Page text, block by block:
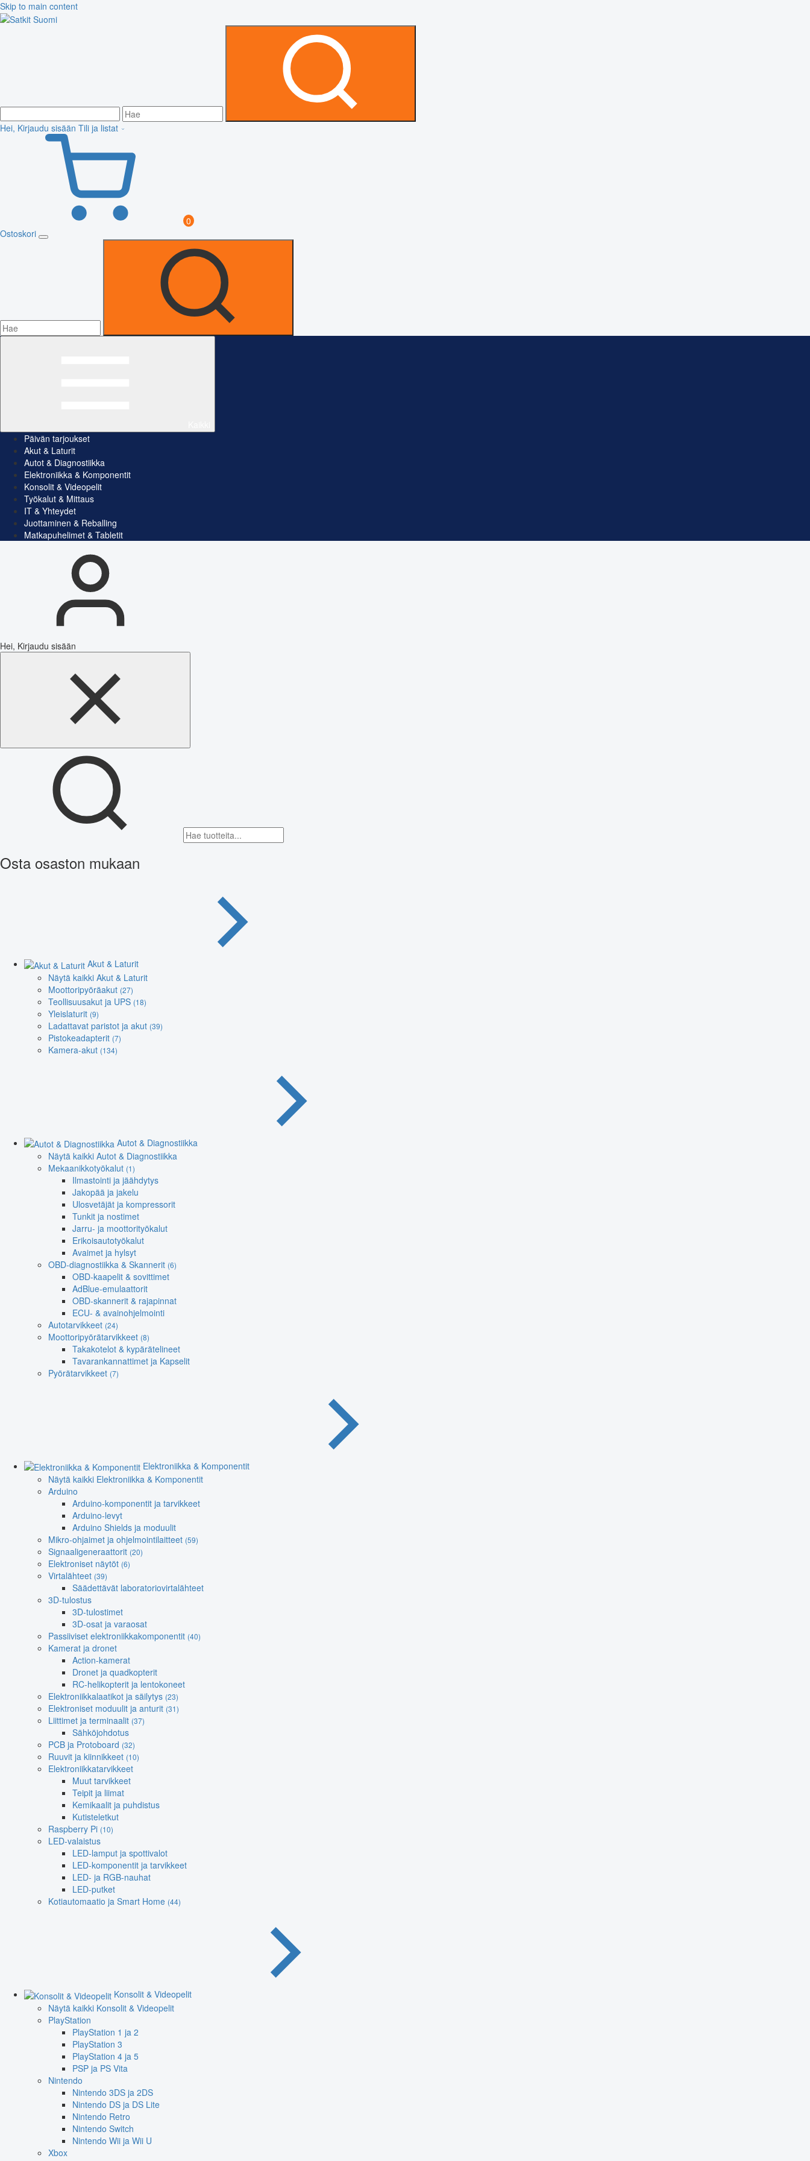
Skip to main content
Hei, Kirjaudu sisään Tili ja listat
0
Ostoskori
Päivän tarjoukset
Akut & Laturit
Autot & Diagnostiikka
Elektroniikka & Komponentit
Konsolit & Videopelit
Työkalut & Mittaus
IT & Yhteydet
Juottaminen & Reballing
Matkapuhelimet & Tabletit
Hei, Kirjaudu sisään
Osta osaston mukaan
Akut & Laturit
Näytä kaikki Akut & Laturit
Moottoripyöräakut (27)
Teollisuusakut ja UPS (18)
Yleislaturit (9)
Ladattavat paristot ja akut (39)
Pistokeadapterit (7)
Kamera-akut (134)
Autot & Diagnostiikka
Näytä kaikki Autot & Diagnostiikka
Mekaanikkotyökalut (1)
Ilmastointi ja jäähdytys
Jakopää ja jakelu
Ulosvetäjät ja kompressorit
Tunkit ja nostimet
Jarru- ja moottorityökalut
Erikoisautotyökalut
Avaimet ja hylsyt
OBD-diagnostiikka & Skannerit (6)
OBD-kaapelit & sovittimet
AdBlue-emulaattorit
OBD-skannerit & rajapinnat
ECU- & avainohjelmointi
Autotarvikkeet (24)
Moottoripyörätarvikkeet (8)
Takakotelot & kypärätelineet
Tavarankannattimet ja Kapselit
Pyörätarvikkeet (7)
Elektroniikka & Komponentit
Näytä kaikki Elektroniikka & Komponentit
Arduino
Arduino-komponentit ja tarvikkeet
Arduino-levyt
Arduino Shields ja moduulit
Mikro-ohjaimet ja ohjelmointilaitteet (59)
Signaaligeneraattorit (20)
Elektroniset näytöt (6)
Virtalähteet (39)
Säädettävät laboratoriovirtalähteet
3D-tulostus
3D-tulostimet
3D-osat ja varaosat
Passiiviset elektroniikkakomponentit (40)
Kamerat ja dronet
Action-kamerat
Dronet ja quadkopterit
RC-helikopterit ja lentokoneet
Elektroniikkalaatikot ja säilytys (23)
Elektroniset moduulit ja anturit (31)
Liittimet ja terminaalit (37)
Sähköjohdotus
PCB ja Protoboard (32)
Ruuvit ja kiinnikkeet (10)
Elektroniikkatarvikkeet
Muut tarvikkeet
Teipit ja liimat
Kemikaalit ja puhdistus
Kutisteletkut
Raspberry Pi (10)
LED-valaistus
LED-lamput ja spottivalot
LED-komponentit ja tarvikkeet
LED- ja RGB-nauhat
LED-putket
Kotiautomaatio ja Smart Home (44)
Konsolit & Videopelit
Näytä kaikki Konsolit & Videopelit
PlayStation
PlayStation 1 ja 2
PlayStation 3
PlayStation 4 ja 5
PSP ja PS Vita
Nintendo
Nintendo 3DS ja 2DS
Nintendo DS ja DS Lite
Nintendo Retro
Nintendo Switch
Nintendo Wii ja Wii U
Xbox